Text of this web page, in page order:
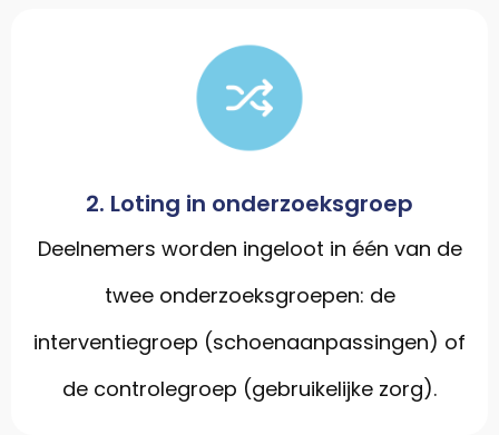
2. Loting in onderzoeksgroep
Deelnemers worden ingeloot in één van de
twee onderzoeksgroepen: de
interventiegroep (schoenaanpassingen) of
de controlegroep (gebruikelijke zorg).